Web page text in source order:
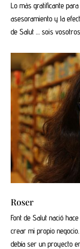
Lo más gratificante
asesoramiento y la
de Salut … sois
Roser
Font de Salut nació
crear mi propio
debía ser un proyecto